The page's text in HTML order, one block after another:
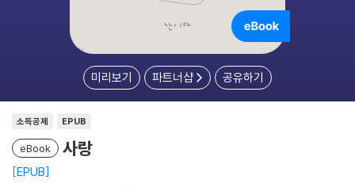
미리보기 파트너샵 공유하기
소득공제 EPUB
eBook 사랑
EPUB